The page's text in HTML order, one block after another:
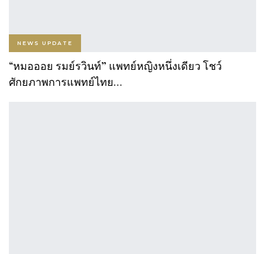
NEWS UPDATE
“หมอออย รมย์รวินท์” แพทย์หญิงหนึ่งเดียว โชว์
ศักยภาพการแพทย์ไทย…